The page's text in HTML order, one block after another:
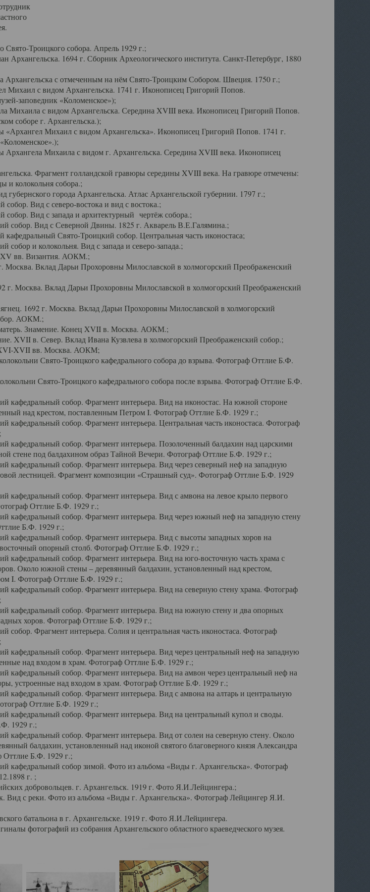
Троицкого собора. Апрель 1929 г.;
1694 г. Сборник Археологического института. Санкт-Петербург, 1880
с отмеченным на нём Свято-Троицким Собором. Швеция. 1750 г.;
с видом Архангельска. 1741 г. Иконописец Григорий Попов.
заповедник «Коломенское»);
Михаила с видом Архангельска. Середина XVIII века. Иконописец Григорий Попов.
соборе г. Архангельска.);
«Архангел Михаил с видом Архангельска». Иконописец Григорий Попов. 1741 г.
Архангела Михаила с видом г. Архангельска. Середина XVIII века. Иконописец
Фрагмент голландской гравюры середины XVIII века. На гравюре отмечены:
и колокольня собора.;
города Архангельска. Атлас Архангельской губернии. 1797 г.;
Вид с северо-востока и вид с востока.;
Вид с запада и архитектурный чертёж собора.;
собор. Вид с Северной Двины. 1825 г. Акварель В.Е.Галямина.;
Свято-Троицкий собор. Центральная часть иконостаса;
и колокольня. Вид с запада и северо-запада.;
вв. Византия. АОКМ.;
Вклад Дарьи Прохоровны Милославской в холмогорский Преображенский
Москва. Вклад Дарьи Прохоровны Милославской в холмогорский Преображенский
1692 г. Москва. Вклад Дарьи Прохоровны Милославской в холмогорский
АОКМ.;
Знамение. Конец XVII в. Москва. АОКМ.;
XVII в. Север. Вклад Ивана Кузвлева в холмогорский Преображенский собор.;
XVII вв. Москва. АОКМ;
Свято-Троицкого кафедрального собора до взрыва. Фотограф Оттлие Б.Ф.
Свято-Троицкого кафедрального собора после взрыва. Фотограф Оттлие Б.Ф.
кафедральный собор. Фрагмент интерьера. Вид на иконостас. На южной стороне
над крестом, поставленным Петром I. Фотограф Оттлие Б.Ф. 1929 г.;
собор. Фрагмент интерьера. Центральная часть иконостаса. Фотограф
собор. Фрагмент интерьера. Позолоченный балдахин над царскими
стене под балдахином образ Тайной Вечери. Фотограф Оттлие Б.Ф. 1929 г.;
собор. Фрагмент интерьера. Вид через северный неф на западную
лестницей. Фрагмент композиции «Страшный суд». Фотограф Оттлие Б.Ф. 1929
собор. Фрагмент интерьера. Вид с амвона на левое крыло первого
Оттлие Б.Ф. 1929 г.;
кафедральный собор. Фрагмент интерьера. Вид через южный неф на западную стену
Б.Ф. 1929 г.;
собор. Фрагмент интерьера. Вид с высоты западных хоров на
восточный опорный столб. Фотограф Оттлие Б.Ф. 1929 г.;
собор. Фрагмент интерьера. Вид на юго-восточную часть храма с
Около южной стены – деревянный балдахин, установленный над крестом,
I. Фотограф Оттлие Б.Ф. 1929 г.;
собор. Фрагмент интерьера. Вид на северную стену храма. Фотограф
кафедральный собор. Фрагмент интерьера. Вид на южную стену и два опорных
хоров. Фотограф Оттлие Б.Ф. 1929 г.;
Фрагмент интерьера. Солия и центральная часть иконостаса. Фотограф
кафедральный собор. Фрагмент интерьера. Вид через центральный неф на западную
над входом в храм. Фотограф Оттлие Б.Ф. 1929 г.;
собор. Фрагмент интерьера. Вид на амвон через центральный неф на
устроенные над входом в храм. Фотограф Оттлие Б.Ф. 1929 г.;
собор. Фрагмент интерьера. Вид с амвона на алтарь и центральную
Оттлие Б.Ф. 1929 г.;
кафедральный собор. Фрагмент интерьера. Вид на центральный купол и своды.
1929 г.;
собор. Фрагмент интерьера. Вид от солеи на северную стену. Около
балдахин, установленный над иконой святого благоверного князя Александра
Оттлие Б.Ф. 1929 г.;
кафедральный собор зимой. Фото из альбома «Виды г. Архангельска». Фотограф
г. ;
добровольцев. г. Архангельск. 1919 г. Фото Я.И.Лейцингера.;
Вид с реки. Фото из альбома «Виды г. Архангельска». Фотограф Лейцингер Я.И.
батальона в г. Архангельске. 1919 г. Фото Я.И.Лейцингера.
фотографий из собрания Архангельского областного краеведческого музея.